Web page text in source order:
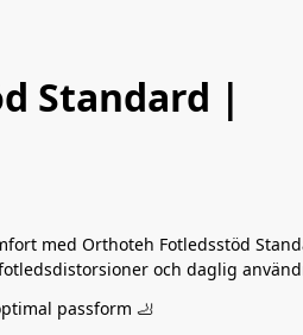
Standard |
med Orthoteh Fotledsstöd
och daglig
passform 🦶